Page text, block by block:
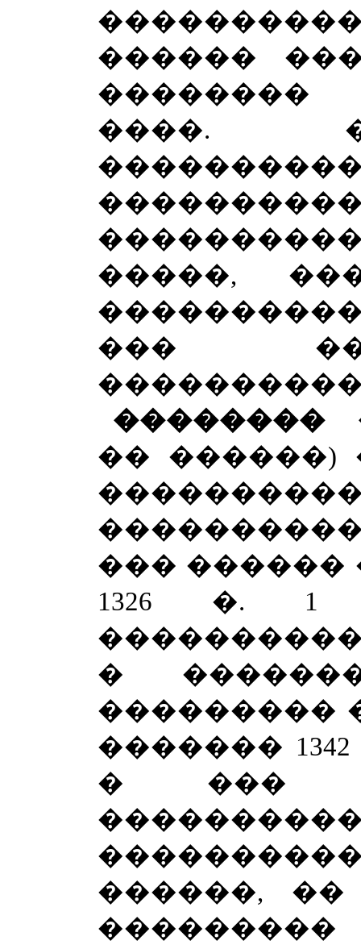
������
��������
����.
�����,
���
�����������
��������
�� ������)
��� ������
1326 �. 1
�
���������
�������
� ���
������, ��